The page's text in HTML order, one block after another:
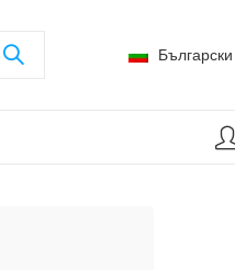
Български